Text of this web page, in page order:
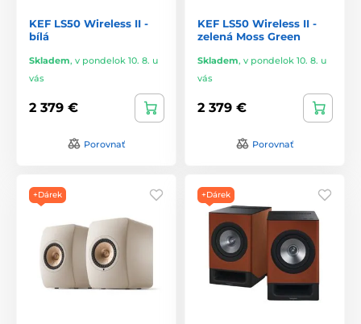
KEF LS50 Wireless II -
bílá
Skladem, v pondelok 10. 8. u
vás
2 379 €
Porovnať
KEF LS50 Wireless II -
zelená Moss Green
Skladem, v pondelok 10. 8. u
vás
2 379 €
Porovnať
+Dárek +Dárek